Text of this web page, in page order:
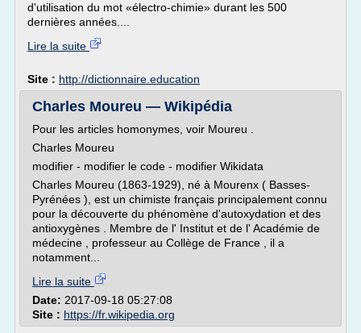
d'utilisation du mot «électro-chimie» durant les 500
dernières années....
Lire la suite
Site : http://dictionnaire.education
Charles Moureu — Wikipédia
Pour les articles homonymes, voir Moureu .
Charles Moureu
modifier - modifier le code - modifier Wikidata
Charles Moureu (1863-1929), né à Mourenx ( Basses-
Pyrénées ), est un chimiste français principalement connu
pour la découverte du phénomène d'autoxydation et des
antioxygènes . Membre de l' Institut et de l' Académie de
médecine , professeur au Collège de France , il a
notamment...
Lire la suite
Date: 2017-09-18 05:27:08
Site : https://fr.wikipedia.org